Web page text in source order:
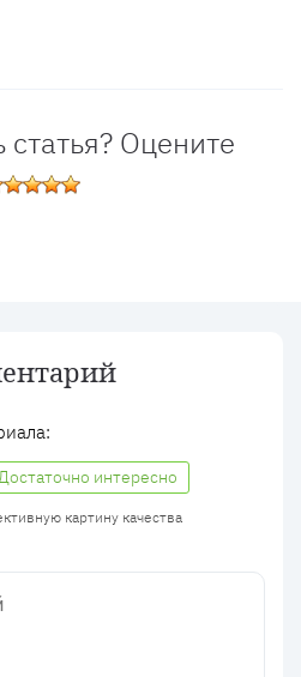
Оцените
интересно
картину качества